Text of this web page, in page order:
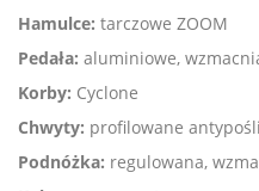
Hamulce: tarczowe ZOOM
Pedała: aluminiowe,
Korby: Cyclone
Chwyty: profilowane
Podnóżka: regulowana,